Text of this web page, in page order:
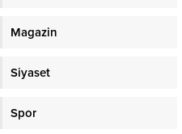
Magazin
Siyaset
Spor